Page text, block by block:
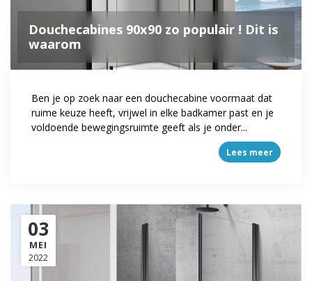
Douchecabines 90x90 zo populair ! Dit is
waarom
Ben je op zoek naar een douchecabine voormaat dat
ruime keuze heeft, vrijwel in elke badkamer past en je
voldoende bewegingsruimte geeft als je onder...
Lees meer
03
MEI
2022